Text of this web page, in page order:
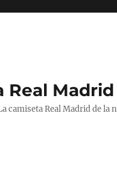
Real Madrid
camiseta Real Madrid de